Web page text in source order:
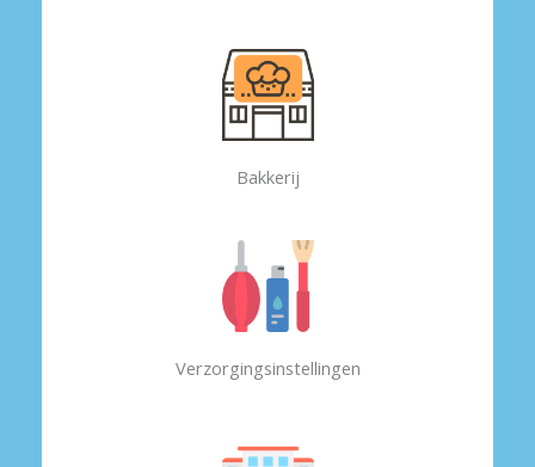
Bakkerij
Verzorgingsinstellingen